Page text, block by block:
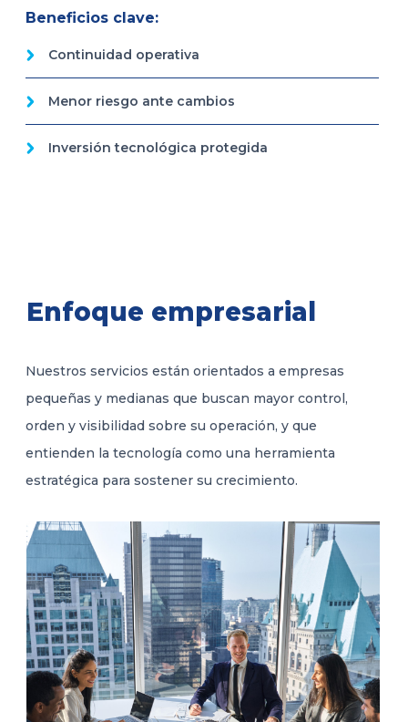
Beneficios clave:
Continuidad operativa
Menor riesgo ante cambios
Inversión tecnológica protegida
Enfoque empresarial
Nuestros servicios están orientados a empresas
pequeñas y medianas que buscan mayor control,
orden y visibilidad sobre su operación, y que
entienden la tecnología como una herramienta
estratégica para sostener su crecimiento.